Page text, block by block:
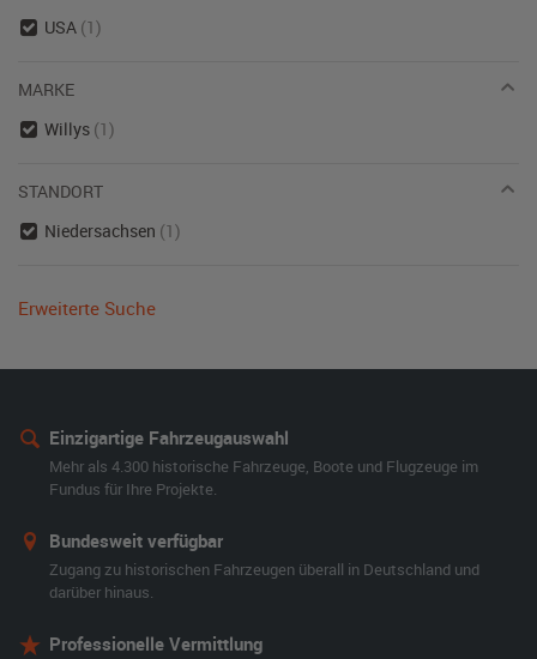
USA (1)
MARKE
Willys (1)
STANDORT
Niedersachsen (1)
Erweiterte Suche
Einzigartige Fahrzeugauswahl
Mehr als 4.300 historische Fahrzeuge, Boote und Flugzeuge im
Fundus für Ihre Projekte.
Bundesweit verfügbar
Zugang zu historischen Fahrzeugen überall in Deutschland und
darüber hinaus.
Professionelle Vermittlung